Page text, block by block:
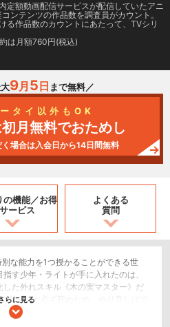
定額動画配信サービスが配信していたアニ
ンテンツの作品数を調査員がカウント。
る作品数のカウントにあたって、TVシリ
は月額760円(税込)
9月 5 日 まで無料／
タイ以外もOK
月無料でおためし
場合は入会日から14日間無料
の機能／お得
ービス
よくある
質問
な能力を1つ授かることができる世
す少年・ライトが手に入れたのは、
た外れスキル《木の実マスター》だ
食べると必ず死ぬため、やり直しはで
る」と約束した幼馴染・レーナは史
らに見る